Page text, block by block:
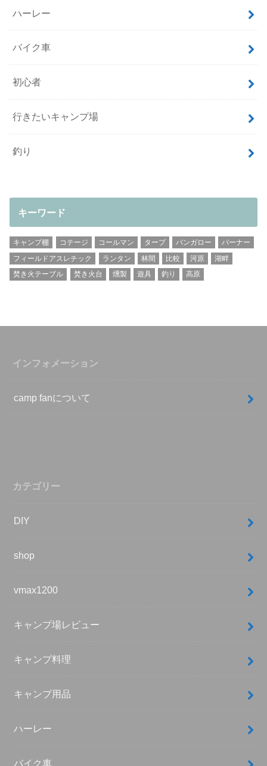
ハーレー
バイク車
初心者
行きたいキャンプ場
釣り
キーワード
キャンプ棚 コテージ コールマン タープ バンガロー
バーナー
フィールドアスレチック
ランタン 林間 比較 河原
湖畔
焚き火テーブル
焚き火台 燻製 遊具 釣り 高原
インフォメーション
camp fanについて
カテゴリー
DIY
shop
vmax1200
キャンプ場レビュー
キャンプ料理
キャンプ用品
ハーレー
バイク車